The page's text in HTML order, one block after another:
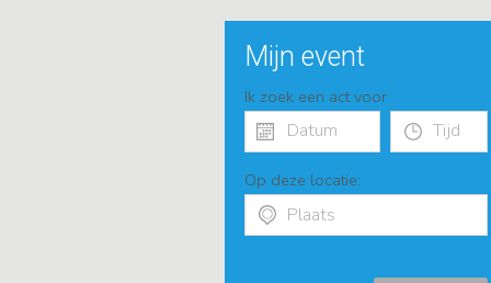
Mijn event
Ik zoek een act voor
Op deze locatie: